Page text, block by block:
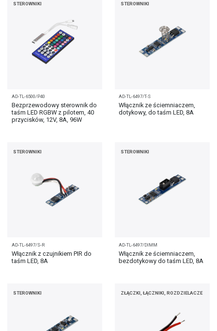
STEROWNIKI
AD-TL-6500/P40
Bezprzewodowy sterownik do
taśm LED RGBW z pilotem, 40
przycisków, 12V, 8A, 96W
STEROWNIKI
AD-TL-6497/T-S
Włącznik ze ściemniaczem,
dotykowy, do taśm LED, 8A
STEROWNIKI
AD-TL-6497/S-R
Włącznik z czujnikiem PIR do
taśm LED, 8A
STEROWNIKI
AD-TL-6497/DIMM
Włącznik ze ściemniaczem,
bezdotykowy do taśm LED, 8A
STEROWNIKI ZŁĄCZKI, ŁĄCZNIKI, ROZDZIELACZE